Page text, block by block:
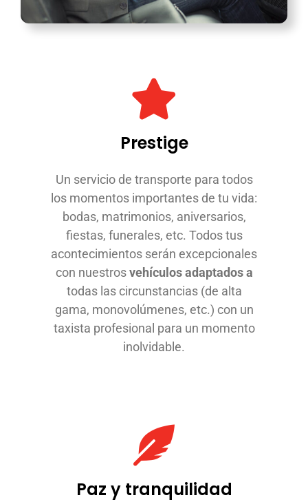
Prestige
Un servicio de transporte para todos
los momentos importantes de tu vida:
bodas, matrimonios, aniversarios,
fiestas, funerales, etc. Todos tus
acontecimientos serán excepcionales
con nuestrosvehículos adaptados a
todas las circunstancias (de alta
gama, monovolúmenes, etc.) con un
taxista profesional para un momento
inolvidable.
Paz y tranquilidad